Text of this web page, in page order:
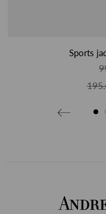
Sports